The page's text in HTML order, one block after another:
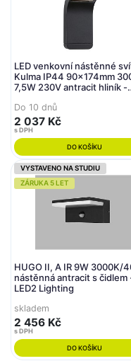
LED venkovní nástěnné
Kulma IP44 90x174mm
7,5W 230V antracit hliník -
Do 10 dnů
2 037 Kč
s DPH
DO KOŠÍKU
VYSTAVENO NA STUDIU
ZÁRUKA 5 LET
HUGO II, A IR 9W 3000K/
nástěnná antracit s čidlem
LED2 Lighting
skladem
2 456 Kč
s DPH
DO KOŠÍKU